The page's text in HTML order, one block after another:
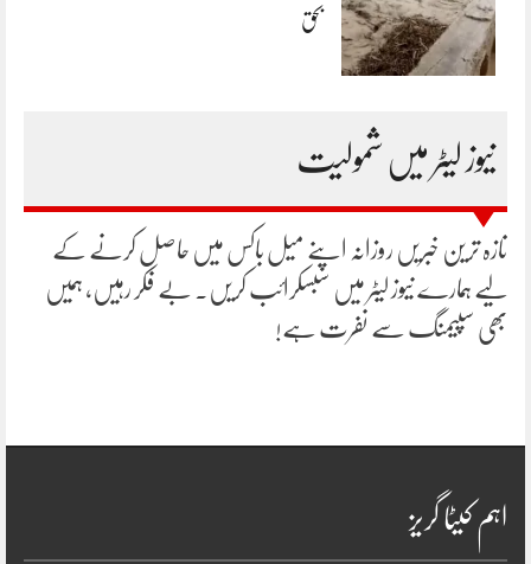
بحق
نیوز لیٹر میں شمولیت
تازہ ترین خبریں روزانہ اپنے میل باکس میں حاصل کرنے کے
لیے ہمارے نیوز لیٹر میں سبسکرائب کریں۔ بے فکر رہیں، ہمیں
بھی سپیمنگ سے نفرت ہے!
اہم کیٹا گریز